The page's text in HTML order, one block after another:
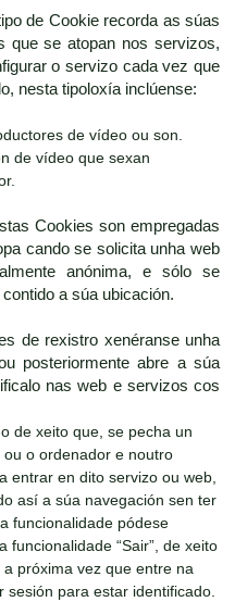
de Cookie recorda as súas
que se atopan nos servizos,
o servizo cada vez que
nesta tipoloxía inclúense:
de vídeo ou son.
de vídeo que sexan
Cookies son empregadas
cando se solicita unha web
anónima, e sólo se
a súa ubicación.
de rexistro xenéranse unha
posteriormente abre a súa
nas web e servizos cos
de xeito que, se pecha un
o ordenador e noutro
entrar en dito servizo ou web,
así a súa navegación sen ter
funcionalidade pódese
funcionalidade “Sair”, de xeito
próxima vez que entre na
sesión para estar identificado.